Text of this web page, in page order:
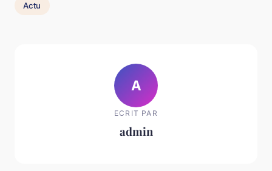
Actu
A
ECRIT PAR
admin